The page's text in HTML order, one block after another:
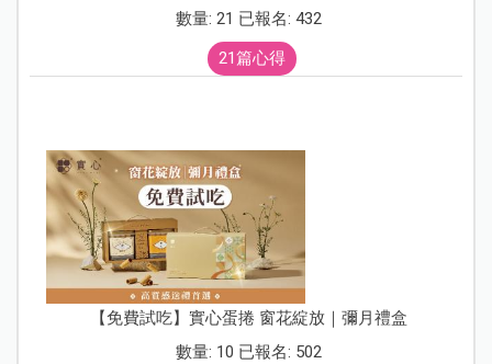
數量: 21 已報名: 432
21篇心得
【免費試吃】實心蛋捲 窗花綻放｜彌月禮盒
數量: 10 已報名: 502